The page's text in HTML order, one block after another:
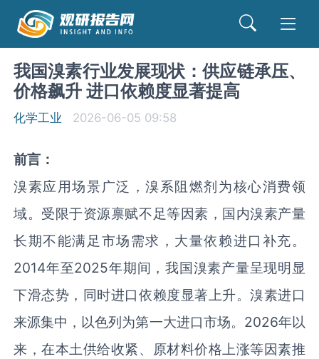
我国溴素行业发展现状：供应链承压、
价格飙升 进口依赖度显著提高
化学工业 2026-06-05 09:58
前言：
溴素应用场景广泛，溴系阻燃剂为核心消费领
域。受限于资源禀赋不足等因素，国内溴素产量
长期不能满足市场需求，大量依赖进口补充。
2014年至2025年期间，我国溴素产量呈现明显
下滑态势，同时进口依赖度显著上升。溴素进口
来源集中，以色列为第一大进口市场。2026年以
来，在本土供给收紧、原材料价格上涨等因素推